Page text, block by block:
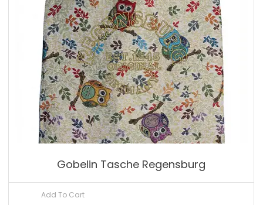
Gobelin Tasche Regensburg
Add To Cart